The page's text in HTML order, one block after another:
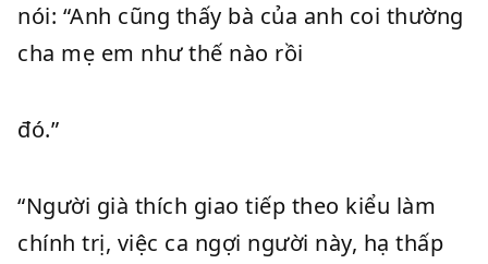
nói: “Anh cũng thấy bà của anh coi thường
cha mẹ em như thế nào rồi
đó.”
“Người già thích giao tiếp theo kiểu làm
chính trị, việc ca ngợi người này, hạ thấp